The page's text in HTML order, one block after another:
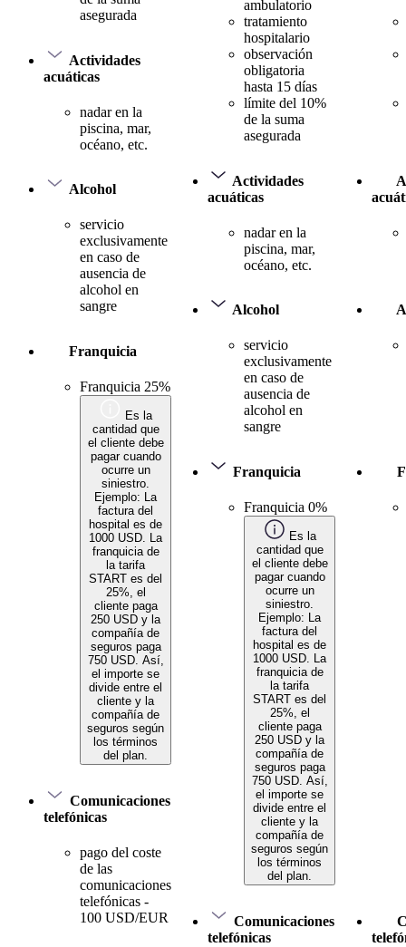
asegurada
Actividades
acuáticas
nadar en la
piscina, mar,
océano, etc.
Alcohol
servicio
exclusivamente
en caso de
ausencia de
alcohol en
sangre
Franquicia
Franquicia 25%
Es la
cantidad que
el cliente debe
pagar cuando
ocurre un
siniestro.
Ejemplo: La
factura del
hospital es de
1000 USD. La
franquicia de
la tarifa
START es del
25%, el
cliente paga
250 USD y la
compañía de
seguros paga
750 USD. Así,
el importe se
divide entre el
cliente y la
compañía de
seguros según
los términos
del plan.
Comunicaciones
telefónicas
pago del coste
de las
comunicaciones
telefónicas -
100 USD/EUR
ambulatorio
tratamiento
hospitalario
observación
obligatoria
hasta 15 días
límite del 10%
de la suma
asegurada
Actividades
acuáticas
nadar en la
piscina, mar,
océano, etc.
Alcohol
servicio
exclusivamente
en caso de
ausencia de
alcohol en
sangre
Franquicia
Franquicia 0%
Es la
cantidad que
el cliente debe
pagar cuando
ocurre un
siniestro.
Ejemplo: La
factura del
hospital es de
1000 USD. La
franquicia de
la tarifa
START es del
25%, el
cliente paga
250 USD y la
compañía de
seguros paga
750 USD. Así,
el importe se
divide entre el
cliente y la
compañía de
seguros según
los términos
del plan.
Comunicaciones
telefónicas